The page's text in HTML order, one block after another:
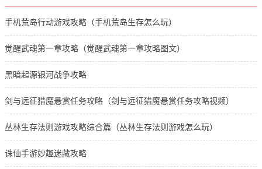
手机荒岛行动游戏攻略（手机荒岛生存怎么玩）
觉醒武魂第一章攻略（觉醒武魂第一章攻略图文）
黑暗起源银河战争攻略
剑与远征猎魔悬赏任务攻略（剑与远征猎魔悬赏任务攻略视频）
丛林生存法则游戏攻略综合篇（丛林生存法则游戏怎么玩）
诛仙手游妙趣迷藏攻略